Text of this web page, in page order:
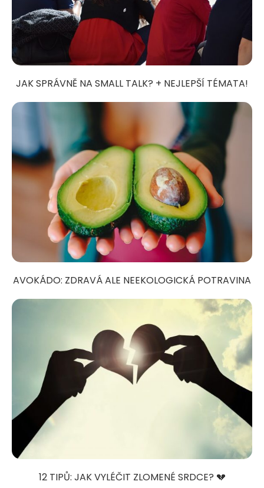
JAK SPRÁVNĚ NA SMALL TALK? + NEJLEPŠÍ TÉMATA!
AVOKÁDO: ZDRAVÁ ALE NEEKOLOGICKÁ POTRAVINA
12 TIPŮ: JAK VYLÉČIT ZLOMENÉ SRDCE? 💔